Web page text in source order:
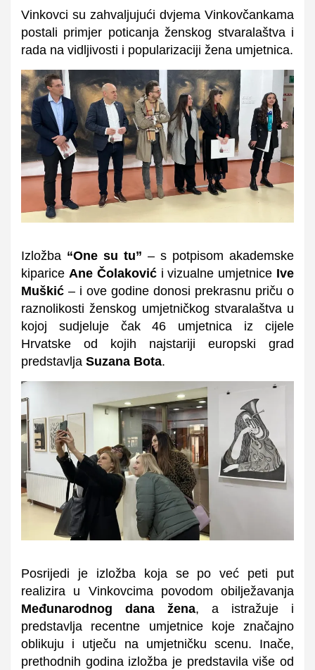
Vinkovci su zahvaljujući dvjema Vinkovčankama
postali primjer poticanja ženskog stvaralaštva i
rada na vidljivosti i popularizaciji žena umjetnica.
Izložba “One su tu” – s potpisom akademske
kiparice Ane Čolakovići vizualne umjetnice Ive
Muškić – i ove godine donosi prekrasnu priču o
raznolikosti ženskog umjetničkog stvaralaštva u
kojoj sudjeluje čak 46 umjetnica iz cijele
Hrvatske od kojih najstariji europski grad
predstavlja Suzana Bota.
Posrijedi je izložba koja se po već peti put
realizira u Vinkovcima povodom obilježavanja
Međunarodnog dana žena, a istražuje i
predstavlja recentne umjetnice koje značajno
oblikuju i utječu na umjetničku scenu. Inače,
prethodnih godina izložba je predstavila više od